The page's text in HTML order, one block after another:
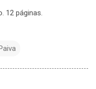
12 páginas.